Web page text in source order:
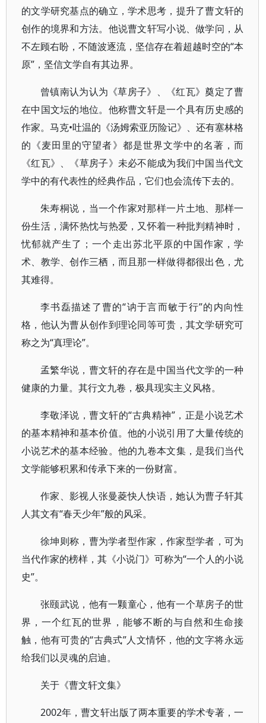
的文学研究基点的确立，学术思考，提升了曹文轩的
创作的境界和方法。他说曹文轩写小说、做学问，从
不左顾右盼，不随波逐流，坚信存在着超越时空的“本
原”，坚信文学自有其边界。
曾镇南认为认为《草房子》、《红瓦》奠定了曹
在中国文坛的地位。他称曹文轩是一个具有历史感的
作家。马克•吐温的《汤姆索亚历险记》、还有塞林格
的《麦田里的守望者》都是世界文学中的名著，而
《红瓦》、《草房子》未必不能成为我们中国当代文
学中的有代表性的经典作品，它们也会流传下去的。
朱寿桐说，当一个作家对那样一片土地、那样一
份生活，满怀热忱与热爱，又怀着一种批判精神时，
忧郁就产生了；一个走出苏北平原的中国作家，学
术、教学、创作三栖，而且那一样做得都很出色，尤
其难得。
李书磊描述了曹的“讷于言而敏于行”的内向性
格，他认为曹从创作到理论同等可贵，其文学研究可
称之为“真理论”。
孟繁华说，曹文轩的存在是中国当代文学的一种
健康的力量。其行文九卷，极具现实主义风格。
李敬泽说，曹文轩的“古典精神”，正是小说艺术
的基本精神和基本价值。他的小说引用了大量传统的
小说艺术的基本经验。他的九卷本文集，是我们当代
文学能够积累和传承下来的一份财富。
作家、影视人张曼菱快人快语，她认为曹子轩其
人其文有“春天少年”般的风采。
徐坤则称，曹为学者型作家，作家型学者，可为
当代作家的榜样，其《小说门》可称为“一个人的小说
史”。
张颐武说，他有一颗童心，他有一个草房子的世
界，一个红瓦的世界，能够不断的与自然和生命接
触，他有可贵的“古典式”人文情怀，他的文字将永远
给我们以灵魂的启迪。
关于《曹文轩文集》
2002年，曹文轩出版了两本重要的学术专著，一